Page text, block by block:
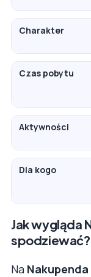
Charakter
Czas pobytu
Aktywności
Dla kogo
Jak wygląda
spodziewać?
Na Nakupenda